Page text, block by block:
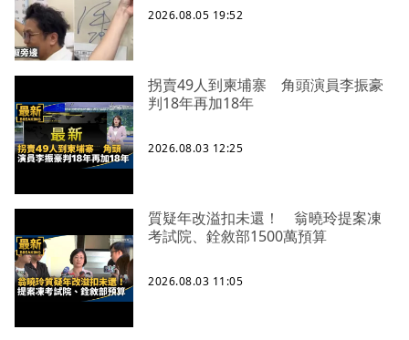
2026.08.05 19:52
拐賣49人到柬埔寨 角頭演員李振豪
判18年再加18年
2026.08.03 12:25
質疑年改溢扣未還！ 翁曉玲提案凍
考試院、銓敘部1500萬預算
2026.08.03 11:05